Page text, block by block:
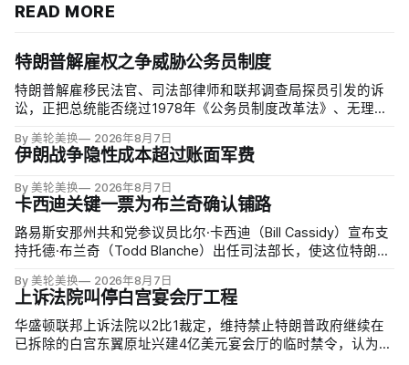
READ MORE
特朗普解雇权之争威胁公务员制度
特朗普解雇移民法官、司法部律师和联邦调查局探员引发的诉
讼，正把总统能否绕过1978年《公务员制度改革法》、无理由
天将全院审理两名前移民法官梅根·杰克勒（Megan Jackler）
和布兰登·贾罗赫（Brandon Jaroc…
By 美轮美换 2026年8月7日
伊朗战争隐性成本超过账面军费
By 美轮美换 2026年8月7日
卡西迪关键一票为布兰奇确认铺路
路易斯安那州共和党参议员比尔·卡西迪（Bill Cassidy）宣布支
持托德·布兰奇（Todd Blanche）出任司法部长，使这位特朗普
By 美轮美换 2026年8月7日
上诉法院叫停白宫宴会厅工程
华盛顿联邦上诉法院以2比1裁定，维持禁止特朗普政府继续在
已拆除的白宫东翼原址兴建4亿美元宴会厅的临时禁令，认为该